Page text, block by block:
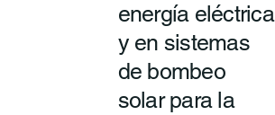
energía eléctrica
y en sistemas
de bombeo
solar para la